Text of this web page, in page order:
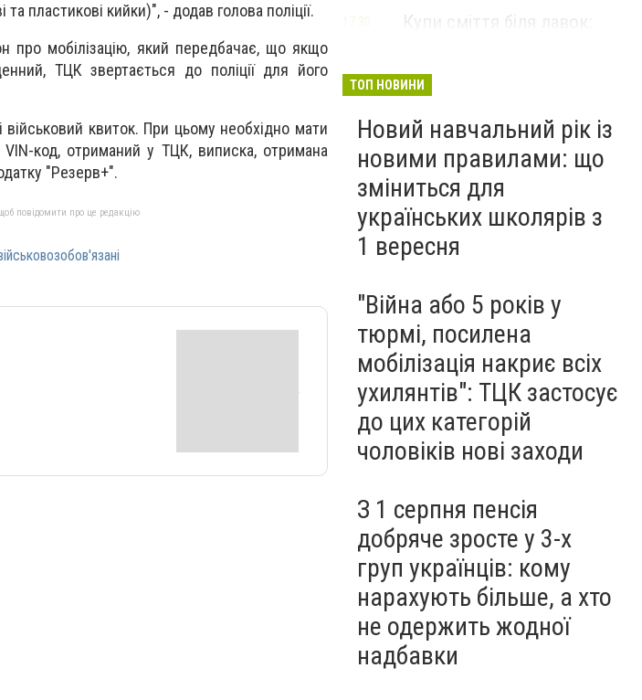
пластикові кийки)", - додав голова поліції.
про мобілізацію, який передбачає, що якщо
ТЦК звертається до поліції для його
квиток. При цьому необхідно мати
код, отриманий у ТЦК, виписка, отримана
"Резерв+".
повідомити про це редакцію
Купи сміття біля лавок:
побаченого у парку (ВІДЕО)
17:30
ТОП НОВИНИ
Новий навчальний рік із
новими правилами: що
зміниться для
українських школярів з
1 вересня
"Війна або 5 років у
тюрмі, посилена
мобілізація накриє всіх
ухилянтів": ТЦК застосує
до цих категорій
чоловіків нові заходи
З 1 серпня пенсія
добряче зросте у 3-х
груп українців: кому
нарахують більше, а хто
не одержить жодної
надбавки